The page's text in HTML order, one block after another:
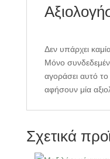
Δεν υπάρχει
Μόνο
αγοράσει αυτό
αφήσουν μία
Σχετικά